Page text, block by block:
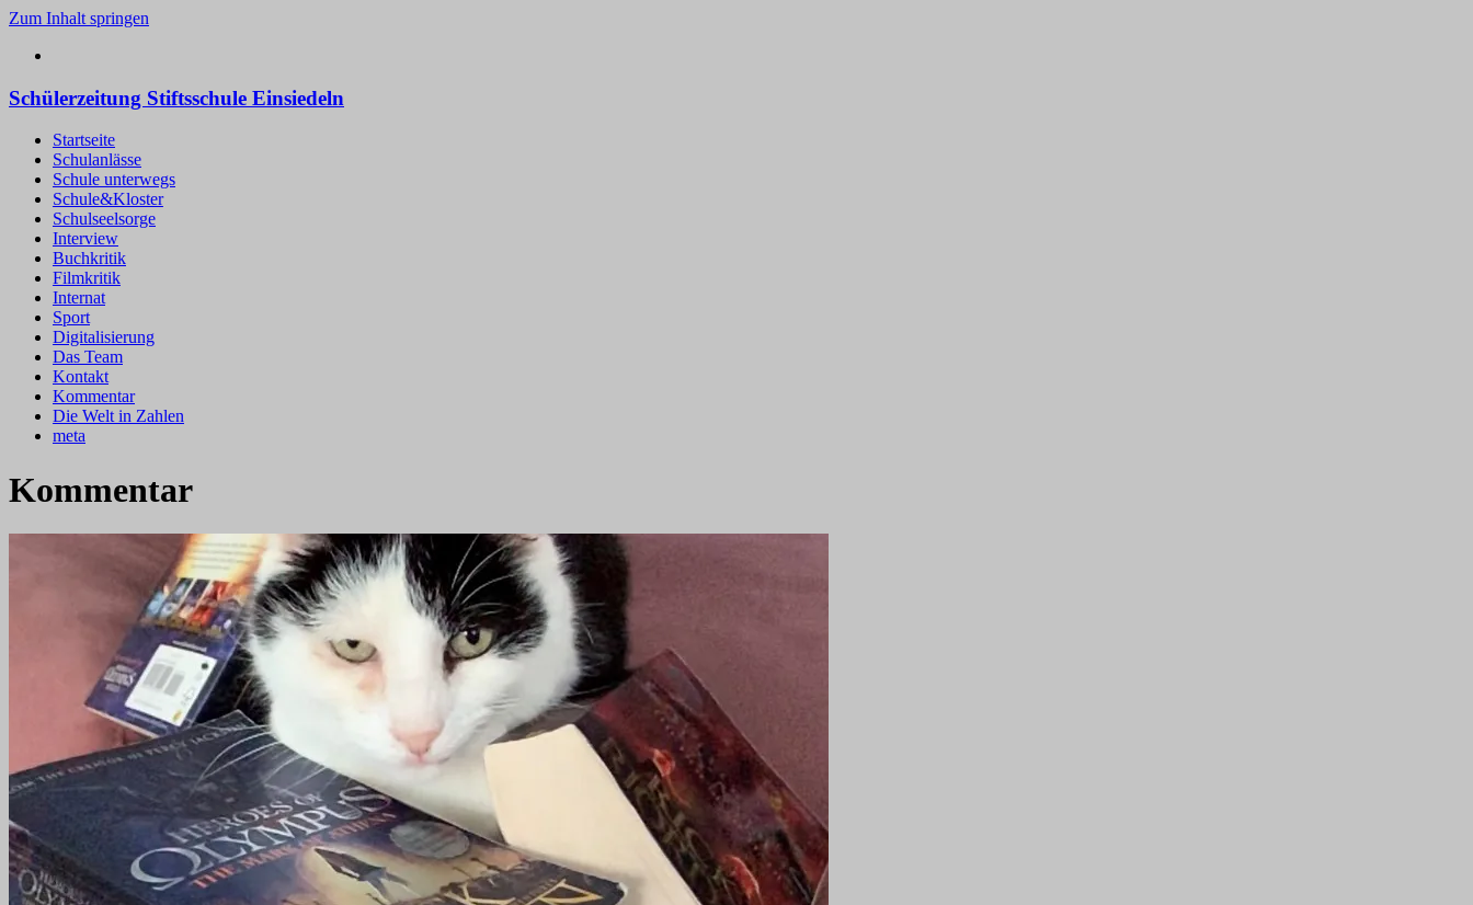
Zum Inhalt springen
Schülerzeitung Stiftsschule Einsiedeln
Startseite
Schulanlässe
Schule unterwegs
Schule&Kloster
Schulseelsorge
Interview
Buchkritik
Filmkritik
Internat
Sport
Digitalisierung
Das Team
Kontakt
Kommentar
Die Welt in Zahlen
meta
Kommentar